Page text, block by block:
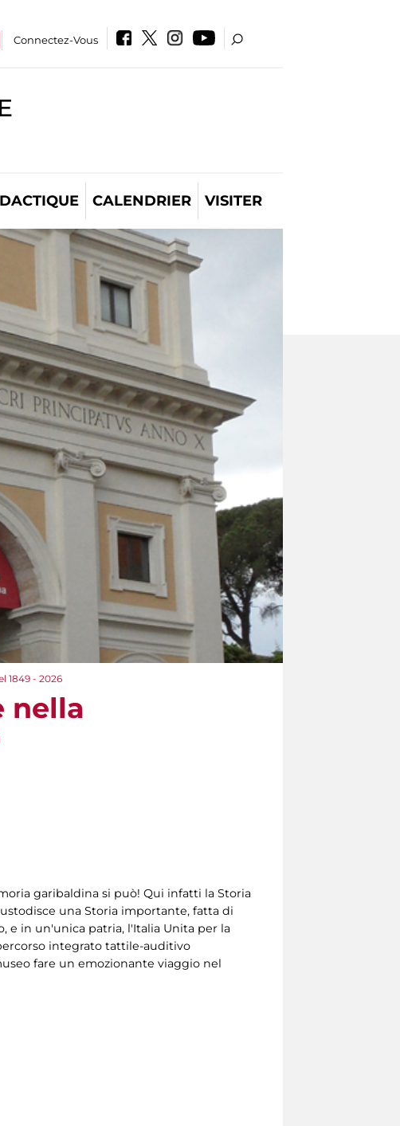
Connectez-Vous
CALENDRIER VISITER
1849 - 2026
nella
garibaldina si può! Qui infatti la Storia
una Storia importante, fatta di
e in un'unica patria, l'Italia Unita per la
integrato tattile-auditivo
fare un emozionante viaggio nel